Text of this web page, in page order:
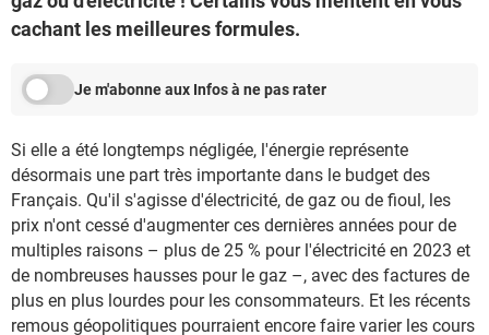
cachant les meilleures formules.
Je m'abonne aux Infos à ne pas rater
Si elle a été longtemps négligée, l'énergie représente
désormais une part très importante dans le budget des
Français. Qu'il s'agisse d'électricité, de gaz ou de fioul, les
prix n'ont cessé d'augmenter ces dernières années pour de
multiples raisons – plus de 25 % pour l'électricité en 2023 et
de nombreuses hausses pour le gaz –, avec des factures de
plus en plus lourdes pour les consommateurs. Et les récents
remous géopolitiques pourraient encore faire varier les cours